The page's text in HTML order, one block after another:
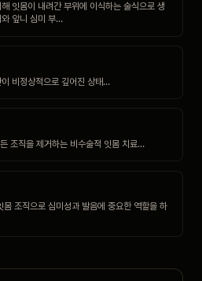
잇몸이 내려간 부위에 이식하는 술식으로 생
와 앞니 심미 부…
비정상적으로 깊어진 상태…
조직을 제거하는 비수술적 잇몸 치료…
조직으로 심미성과 발음에 중요한 역할을 하